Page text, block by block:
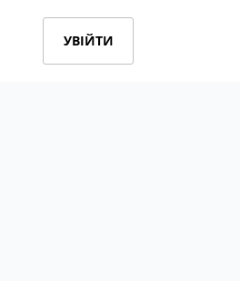
УВІЙТИ